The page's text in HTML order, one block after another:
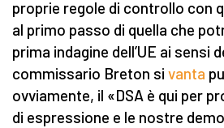
proprie regole di controllo con
al primo passo di quella che
prima indagine dell’UE ai sensi
commissario Breton si vanta
ovviamente, il «DSA è qui per
di espressione e le nostre